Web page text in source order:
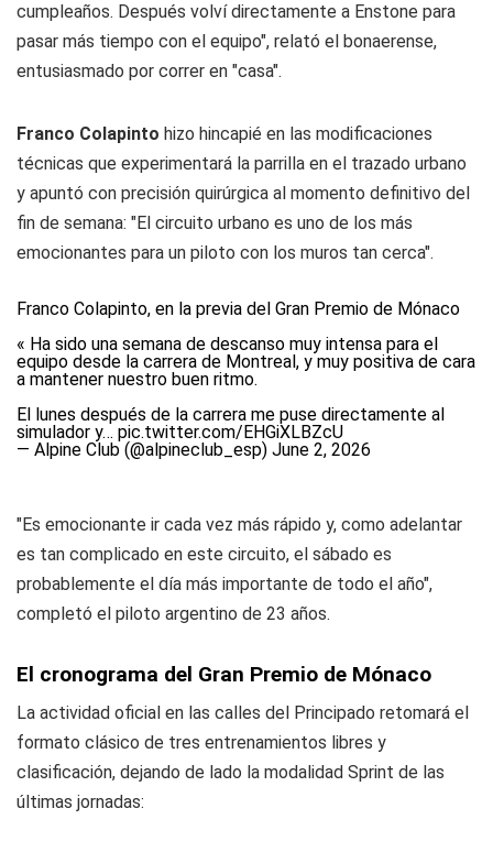
cumpleaños. Después volví directamente a Enstone para
pasar más tiempo con el equipo", relató el bonaerense,
entusiasmado por correr en "casa".
Franco Colapinto hizo hincapié en las modificaciones
técnicas que experimentará la parrilla en el trazado urbano
y apuntó con precisión quirúrgica al momento definitivo del
fin de semana: "El circuito urbano es uno de los más
emocionantes para un piloto con los muros tan cerca".
Franco Colapinto, en la previa del Gran Premio de Mónaco
« Ha sido una semana de descanso muy intensa para el
equipo desde la carrera de Montreal, y muy positiva de cara
a mantener nuestro buen ritmo.
El lunes después de la carrera me puse directamente al
simulador y… pic.twitter.com/EHGiXLBZcU
— Alpine Club (@alpineclub_esp) June 2, 2026
"Es emocionante ir cada vez más rápido y, como adelantar
es tan complicado en este circuito, el sábado es
probablemente el día más importante de todo el año",
completó el piloto argentino de 23 años.
El cronograma del Gran Premio de Mónaco
La actividad oficial en las calles del Principado retomará el
formato clásico de tres entrenamientos libres y
clasificación, dejando de lado la modalidad Sprint de las
últimas jornadas: